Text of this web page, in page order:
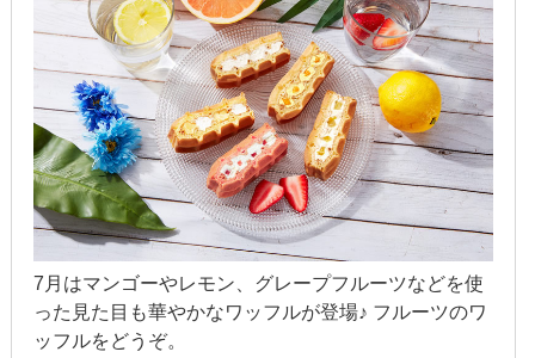
2018年3月
2018年2月
2018年1月
2017年12月
2017年11月
2017年10月
7月はマンゴーやレモン、グレープフルーツなどを使
った見た目も華やかなワッフルが登場♪ フルーツのワ
ッフルをどうぞ。